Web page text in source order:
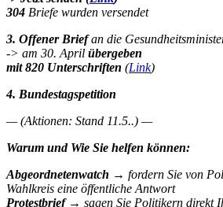
304 Briefe wurden versendet
3. Offener Briefan die
-> am 30. April übergeben
mit 820 Unterschriften (Link)
4. Bundestagspetition
— (Aktionen: Stand 11.5..) —
Warum und Wie Sie helfen können:
Abgeordnetenwatch → fordern Sie von
Wahlkreis eine öffentliche Antwort
Protestbrief → sagen Sie Politikern direkt